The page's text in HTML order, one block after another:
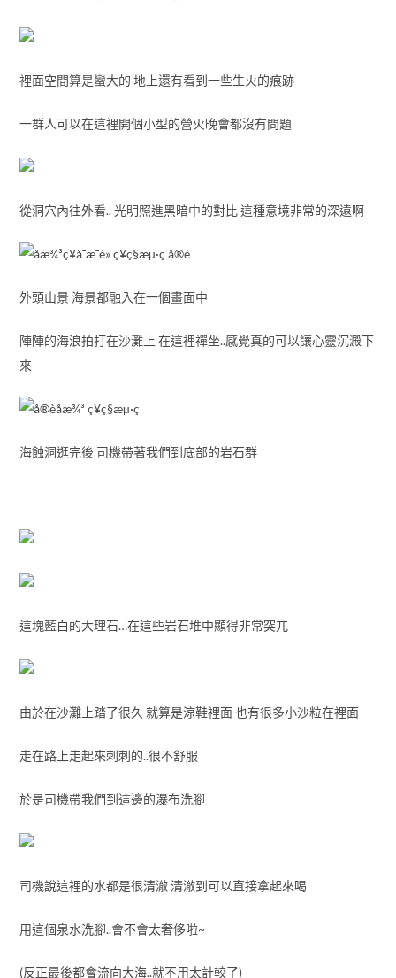
裡面空間算是蠻大的 地上還有看到一些生火的痕跡
一群人可以在這裡開個小型的營火晚會都沒有問題
從洞穴內往外看.. 光明照進黑暗中的對比 這種意境非常的深遠啊
外頭山景 海景都融入在一個畫面中
陣陣的海浪拍打在沙灘上 在這裡禪坐..感覺真的可以讓心靈沉澱下
來
海蝕洞逛完後 司機帶著我們到底部的岩石群
這塊藍白的大理石…在這些岩石堆中顯得非常突兀
由於在沙灘上踏了很久 就算是涼鞋裡面 也有很多小沙粒在裡面
走在路上走起來刺刺的..很不舒服
於是司機帶我們到這邊的瀑布洗腳
司機說這裡的水都是很清澈 清澈到可以直接拿起來喝
用這個泉水洗腳..會不會太奢侈啦~
(反正最後都會流向大海..就不用太計較了)